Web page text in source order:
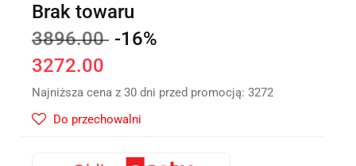
Brak towaru
3896.00 -16%
3272.00
Najniższa cena z 30 dni przed promocją: 3272
Do przechowalni